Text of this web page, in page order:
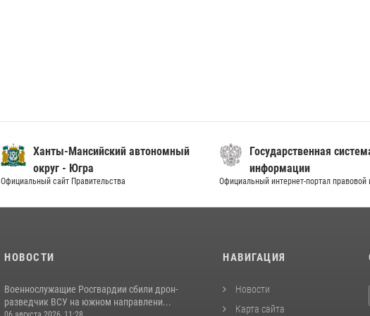
Ханты-Мансийский автономный
округ - Югра
Официальный сайт Правительства
Государственная
информации
Официальный интернет-портал
НОВОСТИ
Военнослужащие Росгвардии сбили дрон-
разведчик ВСУ на южном направлени...
НАВИГАЦИЯ
Новости
Карта сайта